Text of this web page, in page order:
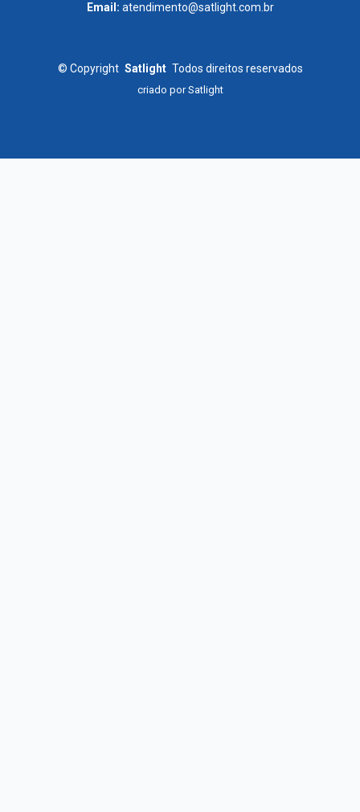
Email: atendimento@satlight.com.br
© Copyright Satlight Todos direitos reservados
criado porSatlight